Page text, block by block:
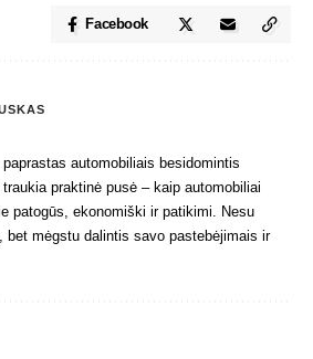
Facebook
automobiliais besidomintis
praktinė pusė – kaip automobiliai
patogūs, ekonomiški ir patikimi. Nesu
bet mėgstu dalintis savo pastebėjimais ir